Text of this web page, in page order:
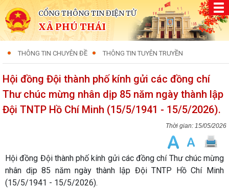
CỔNG THÔNG TIN ĐIỆN TỬ
XÃ PHÚ THÁI
THÔNG TIN CHUYÊN ĐỀ THÔNG TIN TUYÊN TRUYỀN
Hội đồng Đội thành phố kính gửi các đồng chí
Thư chúc mừng nhân dịp 85 năm ngày thành lập
Đội TNTP Hồ Chí Minh (15/5/1941 - 15/5/2026).
15/05/2026
Hội đồng Đội thành phố kính gửi các đồng chí Thư chúc mừng
nhân dịp 85 năm ngày thành lập Đội TNTP Hồ Chí Minh
(15/5/1941 - 15/5/2026).